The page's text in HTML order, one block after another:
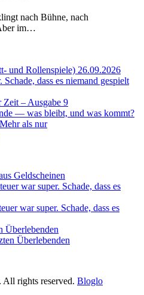
nach Bühne, nach
im…
und Rollenspiele) 26.09.2026
dass es niemand gespielt
Zeit – Ausgabe 9
— was bleibt, und was kommt?
als nur
Geldscheinen
war super. Schade, dass es
war super. Schade, dass es
Überlebenden
Überlebenden
rights reserved. Bloglo